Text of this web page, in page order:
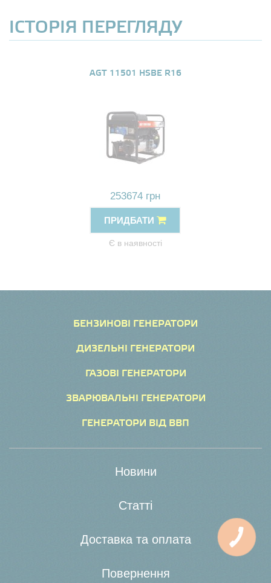
ІСТОРІЯ ПЕРЕГЛЯДУ
AGT 11501 HSBE R16
253674 грн
ПРИДБАТИ
Є в наявності
БЕНЗИНОВІ ГЕНЕРАТОРИ
ДИЗЕЛЬНІ ГЕНЕРАТОРИ
ГАЗОВІ ГЕНЕРАТОРИ
ЗВАРЮВАЛЬНІ ГЕНЕРАТОРИ
ГЕНЕРАТОРИ ВІД ВВП
Новини
Статті
Доставка та оплата
Повернення